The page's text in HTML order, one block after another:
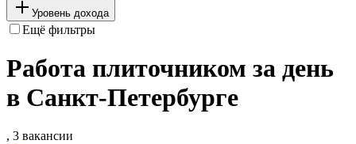
Уровень дохода
Ещё фильтры
Работа плиточником за день
в Санкт-Петербурге
, 3 вакансии